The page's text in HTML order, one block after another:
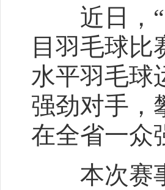
近日，“
目羽毛球
水平羽毛球
强劲对手，
在全省一众
本次赛事